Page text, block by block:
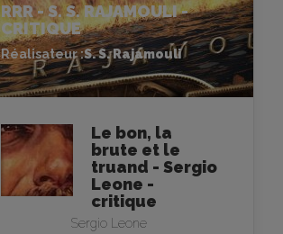
RRR - S. S. RAJAMOULI -
CRITIQUE
Réalisateur :S. S. Rajamouli
Le bon, la
brute et le
truand - Sergio
Leone -
critique
Sergio Leone